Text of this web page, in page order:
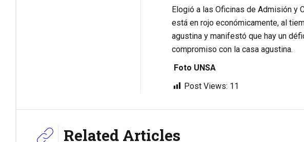
Elogió a las Oficinas de Admisión y
está en rojo económicamente, al
agustina y manifestó que hay un
compromiso con la casa agustina.
Foto UNSA
Post Views: 11
Related Articles